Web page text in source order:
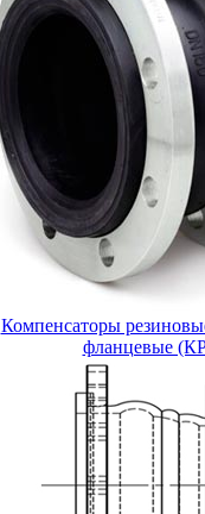
Компенсаторы
фланцевые